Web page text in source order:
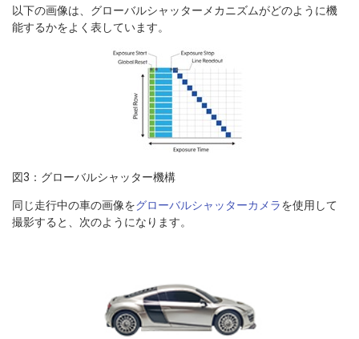
以下の画像は、グローバルシャッターメカニズムがどのように機
能するかをよく表しています。
図3：グローバルシャッター機構
同じ走行中の車の画像をグローバルシャッターカメラを使用して
撮影すると、次のようになります。